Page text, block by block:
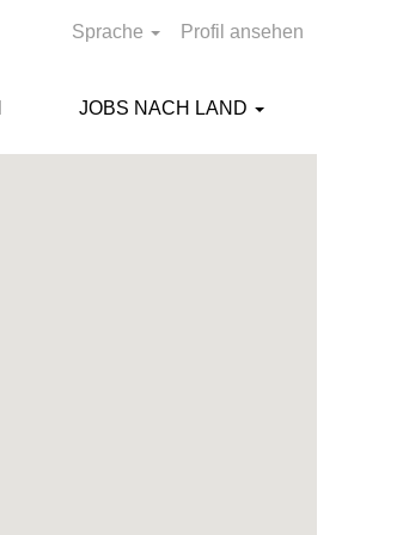
Sprache Profil ansehen
JOBS NACH LAND